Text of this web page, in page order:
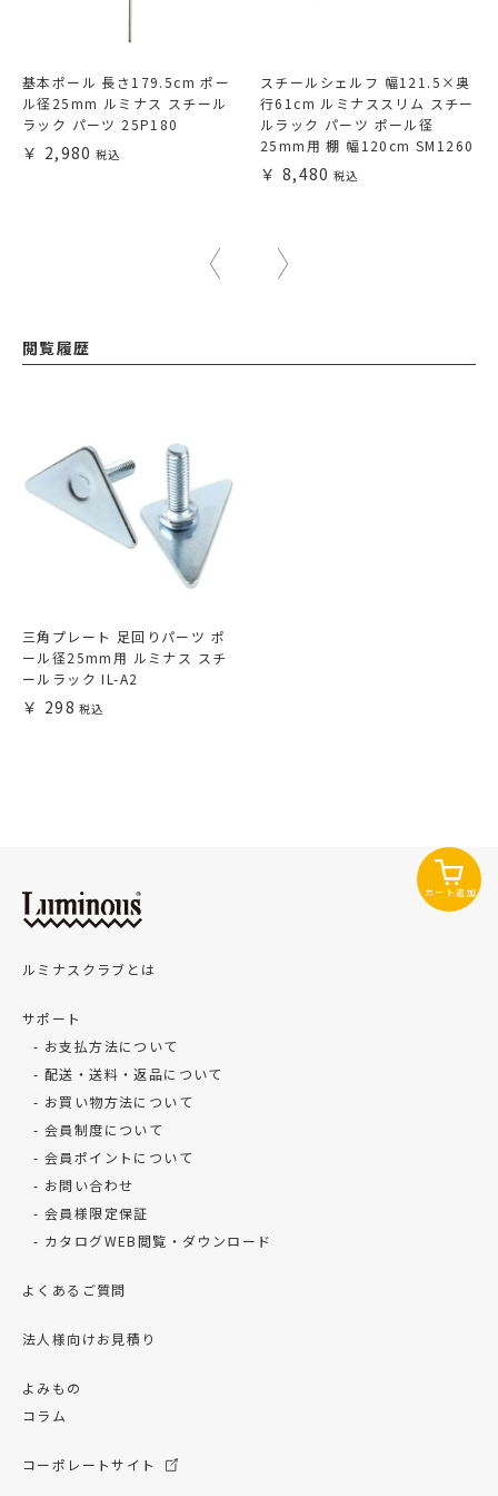
基本ポール 長さ179.5cm ポー
ル径25mm ルミナス スチール
ラック パーツ 25P180
2,980
スチールシェルフ 幅121.5×奥
行61cm ルミナススリム スチー
ルラック パーツ ポール径
25mm用 棚 幅120cm SM1260
8,480
閲覧履歴
三角プレート 足回りパーツ ポ
ール径25mm用 ルミナス スチ
ールラック IL-A2
298
カート追加
ルミナスクラブとは
サポート
お支払方法について
配送・送料・返品について
お買い物方法について
会員制度について
会員ポイントについて
お問い合わせ
会員様限定保証
カタログWEB閲覧・ダウンロード
よくあるご質問
法人様向けお見積り
よみもの
コラム
コーポレートサイト